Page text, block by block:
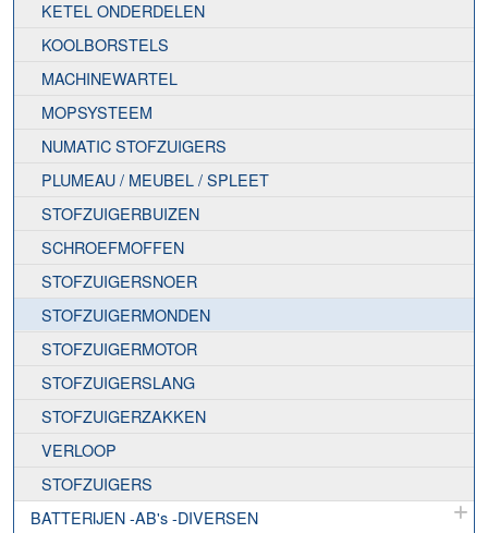
KETEL ONDERDELEN
KOOLBORSTELS
MACHINEWARTEL
MOPSYSTEEM
NUMATIC STOFZUIGERS
PLUMEAU / MEUBEL / SPLEET
STOFZUIGERBUIZEN
SCHROEFMOFFEN
STOFZUIGERSNOER
STOFZUIGERMONDEN
STOFZUIGERMOTOR
STOFZUIGERSLANG
STOFZUIGERZAKKEN
VERLOOP
STOFZUIGERS
BATTERIJEN -AB's -DIVERSEN